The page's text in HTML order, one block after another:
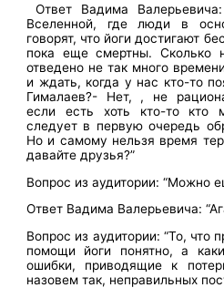
Ответ Вадима
Вселенной, где люди в
говорят, что йоги достигают
пока еще смертны. Сколько
отведено не так много
и ждать, когда у нас кто-то
Гималаев?- Нет, , не
если есть хоть кто-то кто
следует в первую очередь
Но и самому нельзя время
давайте друзья?”
Вопрос из аудитории: “Можно
Ответ Вадима Валерьевича:
Вопрос из аудитории: “То, что
помощи йоги понятно, а
ошибки, приводящие к
назовем так, неправильных